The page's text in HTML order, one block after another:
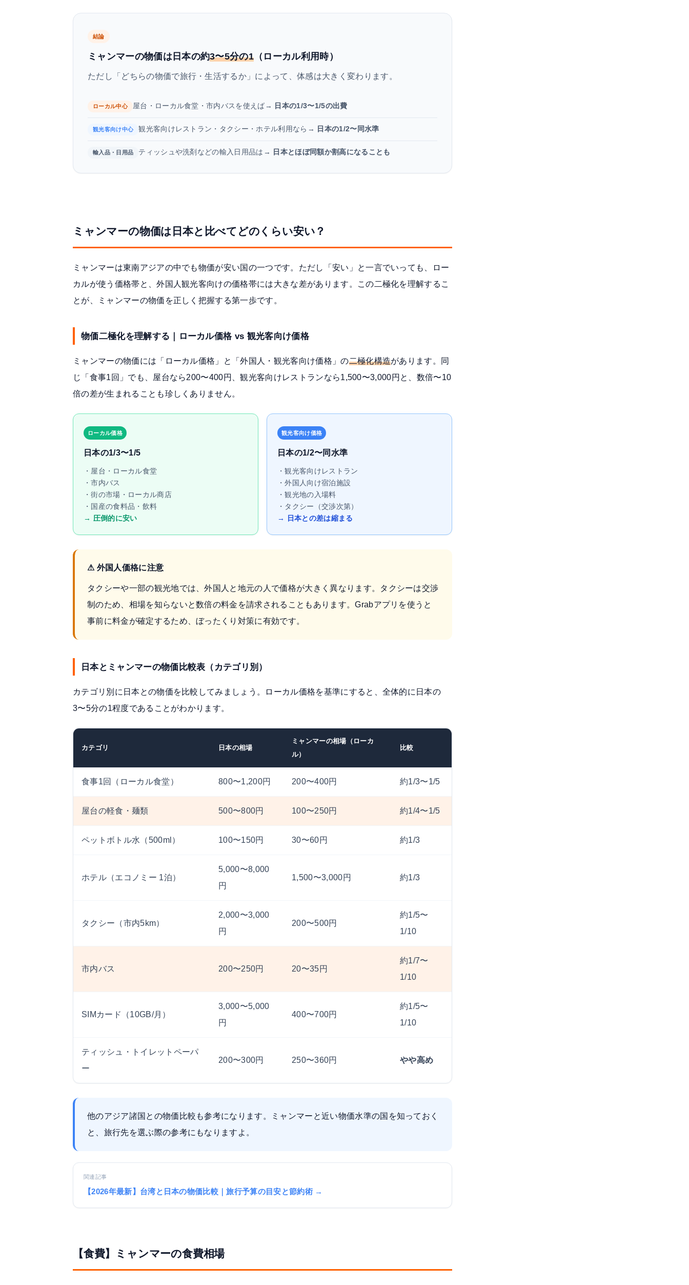
結論
ミャンマーの物価は日本の約3〜5分の1 （ローカル利用時）
ただし「どちらの物価で旅行・生活するか」によって、体感は大きく変わります。
ローカル中心 屋台・ローカル食堂・市内バスを使えば→ 日本の1/3〜1/5の出費
観光客向け中心 観光客向けレストラン・タクシー・ホテル利用なら→ 日本の1/2〜同水準
輸入品・日用品 ティッシュや洗剤などの輸入日用品は→ 日本とほぼ同額か割高になることも
ミャンマーの物価は日本と比べてどのくらい安い？
ミャンマーは東南アジアの中でも物価が安い国の一つです。ただし「安い」と一言でいっても、ロー
カルが使う価格帯と、外国人観光客向けの価格帯には大きな差があります。この二極化を理解するこ
とが、ミャンマーの物価を正しく把握する第一歩です。
物価二極化を理解する｜ローカル価格 vs 観光客向け価格
ミャンマーの物価には「ローカル価格」と「外国人・観光客向け価格」の二極化構造があります。同
じ「食事1回」でも、屋台なら200〜400円、観光客向けレストランなら1,500〜3,000円と、数倍〜10
倍の差が生まれることも珍しくありません。
ローカル価格
日本の1/3〜1/5
・屋台・ローカル食堂
・市内バス
・街の市場・ローカル商店
・国産の食料品・飲料
→ 圧倒的に安い
観光客向け価格
日本の1/2〜同水準
・観光客向けレストラン
・外国人向け宿泊施設
・観光地の入場料
・タクシー（交渉次第）
→ 日本との差は縮まる
⚠ 外国人価格に注意
タクシーや一部の観光地では、外国人と地元の人で価格が大きく異なります。タクシーは交渉
制のため、相場を知らないと数倍の料金を請求されることもあります。Grabアプリを使うと
事前に料金が確定するため、ぼったくり対策に有効です。
日本とミャンマーの物価比較表（カテゴリ別）
カテゴリ別に日本との物価を比較してみましょう。ローカル価格を基準にすると、全体的に日本の
3〜5分の1程度であることがわかります。
カテゴリ 日本の相場
ミャンマーの相場（ローカ
ル）
比較
食事1回（ローカル食堂） 800〜1,200円 200〜400円 約1/3〜1/5
屋台の軽食・麺類 500〜800円 100〜250円 約1/4〜1/5
ペットボトル水（500ml） 100〜150円 30〜60円 約1/3
ホテル（エコノミー 1泊）
5,000〜8,000
円
1,500〜3,000円 約1/3
タクシー（市内5km）
2,000〜3,000
円
200〜500円
約1/5〜
1/10
市内バス 200〜250円 20〜35円
約1/7〜
1/10
SIMカード（10GB/月）
3,000〜5,000
円
400〜700円
約1/5〜
1/10
ティッシュ・トイレットペーパ
ー
200〜300円 250〜360円 やや高め
他のアジア諸国との物価比較も参考になります。ミャンマーと近い物価水準の国を知っておく
と、旅行先を選ぶ際の参考にもなりますよ。
関連記事
【2026年最新】台湾と日本の物価比較｜旅行予算の目安と節約術 →
【食費】ミャンマーの食費相場